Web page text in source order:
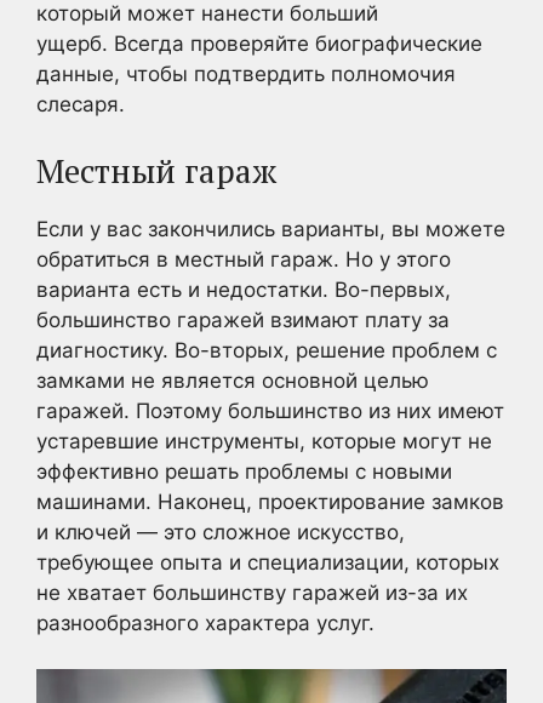
который может нанести больший
ущерб. Всегда проверяйте биографические
данные, чтобы подтвердить полномочия
слесаря.
Местный гараж
Если у вас закончились варианты, вы можете
обратиться в местный гараж. Но у этого
варианта есть и недостатки. Во-первых,
большинство гаражей взимают плату за
диагностику. Во-вторых, решение проблем с
замками не является основной целью
гаражей. Поэтому большинство из них имеют
устаревшие инструменты, которые могут не
эффективно решать проблемы с новыми
машинами. Наконец, проектирование замков
и ключей — это сложное искусство,
требующее опыта и специализации, которых
не хватает большинству гаражей из-за их
разнообразного характера услуг.